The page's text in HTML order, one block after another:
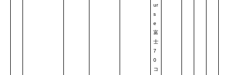
ur
s
e
富
士
7
0
コ